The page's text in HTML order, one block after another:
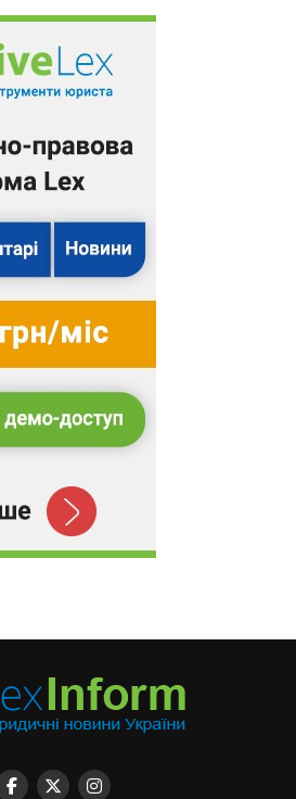
в семантичному значенні
до уваги, співвідносить із
плануванні тощо. Таким
щоч. 4 ст. 263
: вказівки, що містяться в
інстанції, є обов’язковими
інстанцій під час
то в даному випадку вказані
нового розгляду справи, і
обов’язковість для
інстанцій. Аналогічний
«Про судоустрій та статус
застосування норм права,
Верховного Суду,
судами при застосуванні таких
викладена й у
вплив на судову систему
наступне. КРЄС вважає,
права гарантія
розуміється, зокрема, як
обмежуватися виключно